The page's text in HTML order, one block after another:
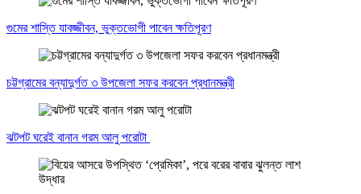
গুমের শাস্তি যাবজ্জীবন, ভুক্তভোগী পাবেন ক্ষতিপূরণ
চট্টগ্রামের বন্যাদুর্গত ৩ উপজেলা সফর করবেন প্রধানমন্ত্রী
ঝটপট ঘরেই বানান গরম আলু পরোটা